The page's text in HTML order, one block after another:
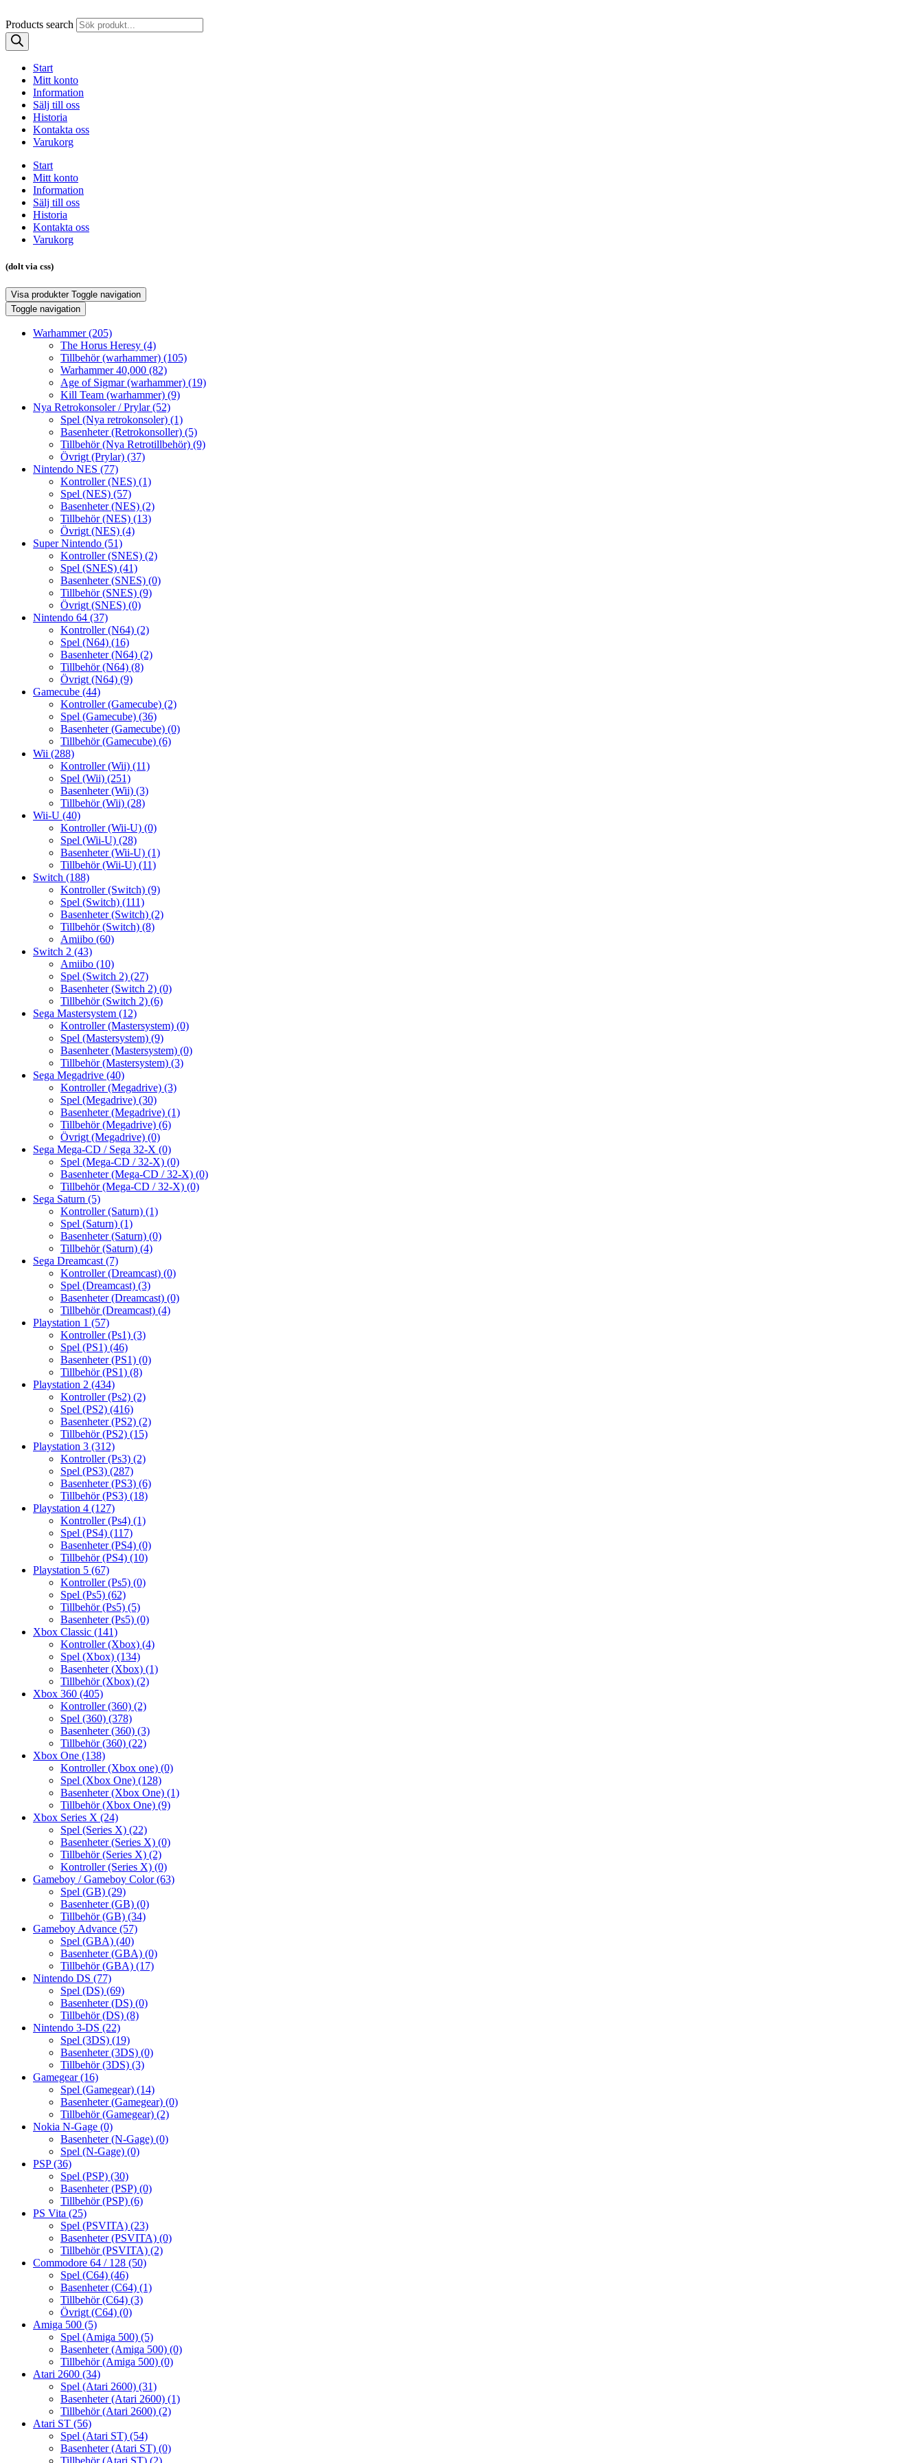
Products search
Start
Mitt konto
Information
Sälj till oss
Historia
Kontakta oss
Varukorg
Start
Mitt konto
Information
Sälj till oss
Historia
Kontakta oss
Varukorg
(dolt via css)
Visa produkter Toggle navigation
Toggle navigation
Warhammer(205)
The Horus Heresy (4)
Tillbehör (warhammer) (105)
Warhammer 40,000 (82)
Age of Sigmar (warhammer) (19)
Kill Team (warhammer) (9)
Nya Retrokonsoler / Prylar(52)
Spel (Nya retrokonsoler) (1)
Basenheter (Retrokonsoller) (5)
Tillbehör (Nya Retrotillbehör) (9)
Övrigt (Prylar) (37)
Nintendo NES (77)
Kontroller (NES) (1)
Spel (NES) (57)
Basenheter (NES) (2)
Tillbehör (NES) (13)
Övrigt (NES) (4)
Super Nintendo (51)
Kontroller (SNES) (2)
Spel (SNES) (41)
Basenheter (SNES) (0)
Tillbehör (SNES) (9)
Övrigt (SNES) (0)
Nintendo 64 (37)
Kontroller (N64) (2)
Spel (N64) (16)
Basenheter (N64) (2)
Tillbehör (N64) (8)
Övrigt (N64) (9)
Gamecube (44)
Kontroller (Gamecube) (2)
Spel (Gamecube) (36)
Basenheter (Gamecube) (0)
Tillbehör (Gamecube) (6)
Wii (288)
Kontroller (Wii) (11)
Spel (Wii) (251)
Basenheter (Wii) (3)
Tillbehör (Wii) (28)
Wii-U (40)
Kontroller (Wii-U) (0)
Spel (Wii-U) (28)
Basenheter (Wii-U) (1)
Tillbehör (Wii-U) (11)
Switch (188)
Kontroller (Switch) (9)
Spel (Switch) (111)
Basenheter (Switch) (2)
Tillbehör (Switch) (8)
Amiibo (60)
Switch 2 (43)
Amiibo (10)
Spel (Switch 2) (27)
Basenheter (Switch 2) (0)
Tillbehör (Switch 2) (6)
Sega Mastersystem (12)
Kontroller (Mastersystem) (0)
Spel (Mastersystem) (9)
Basenheter (Mastersystem) (0)
Tillbehör (Mastersystem) (3)
Sega Megadrive (40)
Kontroller (Megadrive) (3)
Spel (Megadrive) (30)
Basenheter (Megadrive) (1)
Tillbehör (Megadrive) (6)
Övrigt (Megadrive) (0)
Sega Mega-CD / Sega 32-X (0)
Spel (Mega-CD / 32-X) (0)
Basenheter (Mega-CD / 32-X) (0)
Tillbehör (Mega-CD / 32-X) (0)
Sega Saturn (5)
Kontroller (Saturn) (1)
Spel (Saturn) (1)
Basenheter (Saturn) (0)
Tillbehör (Saturn) (4)
Sega Dreamcast (7)
Kontroller (Dreamcast) (0)
Spel (Dreamcast) (3)
Basenheter (Dreamcast) (0)
Tillbehör (Dreamcast) (4)
Playstation 1 (57)
Kontroller (Ps1) (3)
Spel (PS1) (46)
Basenheter (PS1) (0)
Tillbehör (PS1) (8)
Playstation 2 (434)
Kontroller (Ps2) (2)
Spel (PS2) (416)
Basenheter (PS2) (2)
Tillbehör (PS2) (15)
Playstation 3 (312)
Kontroller (Ps3) (2)
Spel (PS3) (287)
Basenheter (PS3) (6)
Tillbehör (PS3) (18)
Playstation 4 (127)
Kontroller (Ps4) (1)
Spel (PS4) (117)
Basenheter (PS4) (0)
Tillbehör (PS4) (10)
Playstation 5 (67)
Kontroller (Ps5) (0)
Spel (Ps5) (62)
Tillbehör (Ps5) (5)
Basenheter (Ps5) (0)
Xbox Classic (141)
Kontroller (Xbox) (4)
Spel (Xbox) (134)
Basenheter (Xbox) (1)
Tillbehör (Xbox) (2)
Xbox 360 (405)
Kontroller (360) (2)
Spel (360) (378)
Basenheter (360) (3)
Tillbehör (360) (22)
Xbox One (138)
Kontroller (Xbox one) (0)
Spel (Xbox One) (128)
Basenheter (Xbox One) (1)
Tillbehör (Xbox One) (9)
Xbox Series X (24)
Spel (Series X) (22)
Basenheter (Series X) (0)
Tillbehör (Series X) (2)
Kontroller (Series X) (0)
Gameboy / Gameboy Color(63)
Spel (GB) (29)
Basenheter (GB) (0)
Tillbehör (GB) (34)
Gameboy Advance (57)
Spel (GBA) (40)
Basenheter (GBA) (0)
Tillbehör (GBA) (17)
Nintendo DS (77)
Spel (DS) (69)
Basenheter (DS) (0)
Tillbehör (DS) (8)
Nintendo 3-DS (22)
Spel (3DS) (19)
Basenheter (3DS) (0)
Tillbehör (3DS) (3)
Gamegear(16)
Spel (Gamegear) (14)
Basenheter (Gamegear) (0)
Tillbehör (Gamegear) (2)
Nokia N-Gage (0)
Basenheter (N-Gage) (0)
Spel (N-Gage) (0)
PSP(36)
Spel (PSP) (30)
Basenheter (PSP) (0)
Tillbehör (PSP) (6)
PS Vita (25)
Spel (PSVITA) (23)
Basenheter (PSVITA) (0)
Tillbehör (PSVITA) (2)
Commodore 64 / 128 (50)
Spel (C64) (46)
Basenheter (C64) (1)
Tillbehör (C64) (3)
Övrigt (C64) (0)
Amiga 500 (5)
Spel (Amiga 500) (5)
Basenheter (Amiga 500) (0)
Tillbehör (Amiga 500) (0)
Atari 2600 (34)
Spel (Atari 2600) (31)
Basenheter (Atari 2600) (1)
Tillbehör (Atari 2600) (2)
Atari ST (56)
Spel (Atari ST) (54)
Basenheter (Atari ST) (0)